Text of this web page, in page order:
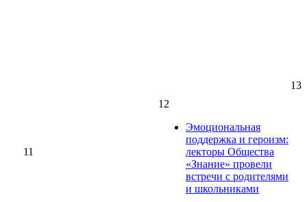
11
12
Эмоциональная
поддержка и героизм:
лекторы Общества
«Знание» провели
встречи с родителями
и школьниками
13